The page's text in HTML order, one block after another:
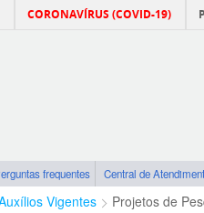
CORONAVÍRUS (COVID-19)
frequentes Central de
Vigentes Projetos de